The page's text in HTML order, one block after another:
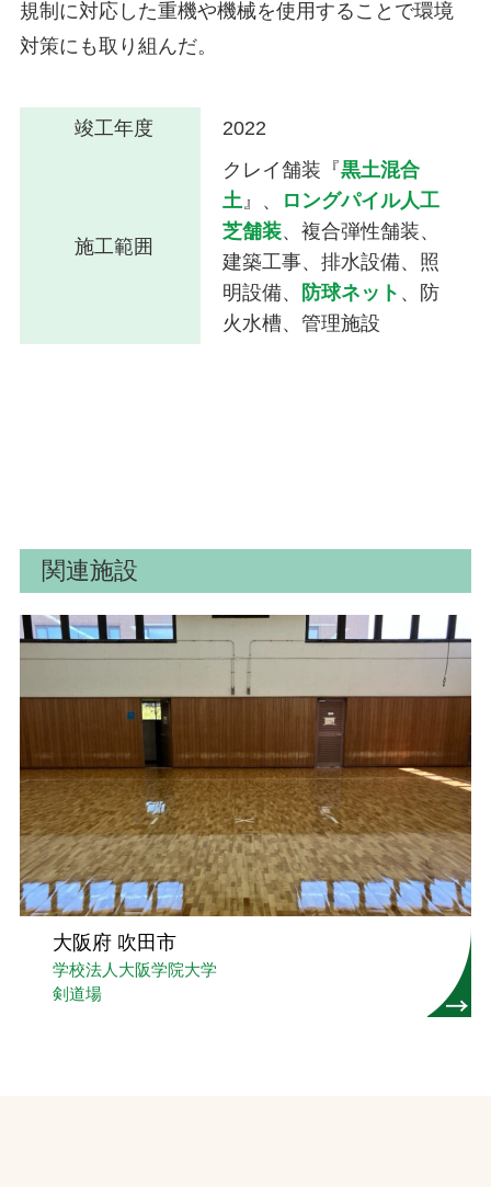
規制に対応した重機や機械を使用することで環境
対策にも取り組んだ。
竣工年度 2022
施工範囲
クレイ舗装『黒土混合
土 』、
ロングパイル人工
芝舗装、複合弾性舗装、
建築工事、排水設備、照
明設備、
防球ネット 、防
火水槽、管理施設
関連施設
大阪府 吹田市
学校法人大阪学院大学
剣道場